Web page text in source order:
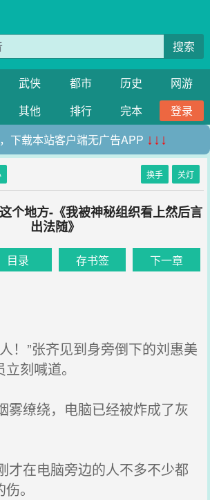
搜索
武侠 都市 历史
网游
其他 排行 完本
登录
下载本站客户端无广告APP ↓↓↓
换手 关灯
个地方-《我被神秘组织看上然后言
出法随》
目录 存书签 下一章
！”张齐见到身旁倒下的刘惠美
刻喊道。
缭绕，电脑已经被炸成了灰
在电脑旁边的人不多不少都
。